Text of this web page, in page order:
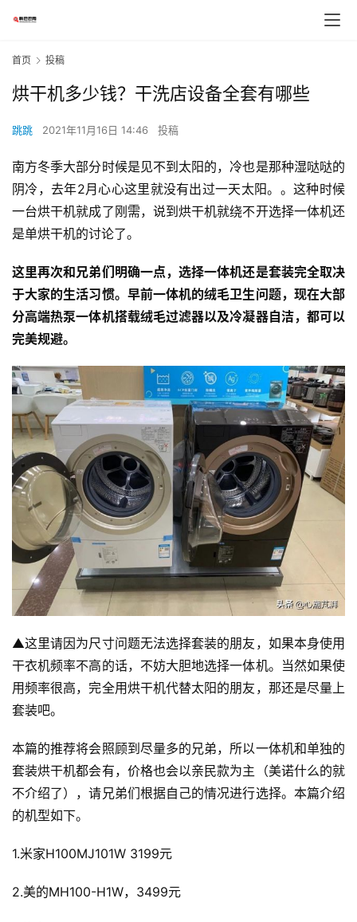
首页 投稿
烘干机多少钱？干洗店设备全套有哪些
跳跳 2021年11月16日 14:46 投稿
南方冬季大部分时候是见不到太阳的，冷也是那种湿哒哒的
阴冷，去年2月心心这里就没有出过一天太阳。。这种时候
一台烘干机就成了刚需，说到烘干机就绕不开选择一体机还
是单烘干机的讨论了。
这里再次和兄弟们明确一点，选择一体机还是套装完全取决
于大家的生活习惯。早前一体机的绒毛卫生问题，现在大部
分高端热泵一体机搭载绒毛过滤器以及冷凝器自洁，都可以
完美规避。
▲这里请因为尺寸问题无法选择套装的朋友，如果本身使用
干衣机频率不高的话，不妨大胆地选择一体机。当然如果使
用频率很高，完全用烘干机代替太阳的朋友，那还是尽量上
套装吧。
本篇的推荐将会照顾到尽量多的兄弟，所以一体机和单独的
套装烘干机都会有，价格也会以亲民款为主（美诺什么的就
不介绍了），请兄弟们根据自己的情况进行选择。本篇介绍
的机型如下。
1.米家H100MJ101W 3199元
2.美的MH100-H1W，3499元